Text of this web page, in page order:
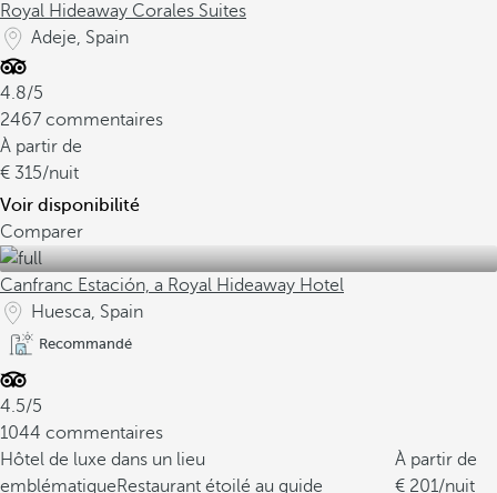
Royal Hideaway Corales Suites
Adeje, Spain
4.8/5
2467 commentaires
À partir de
315/nuit
Voir disponibilité
Comparer
Canfranc Estación, a Royal Hideaway Hotel
Huesca, Spain
Recommandé
4.5/5
1044 commentaires
Hôtel de luxe dans un lieu
emblématiqueRestaurant étoilé au guide
À partir de
201/nuit